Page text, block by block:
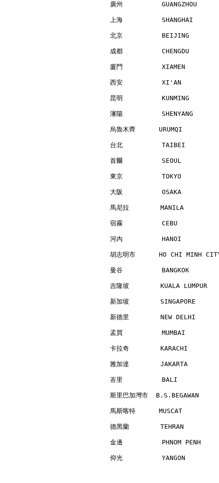
廣州          GUANGZHOU
上海          SHANGHAI
北京          BEIJING
成都          CHENGDU
廈門          XIAMEN
西安          XI'AN
昆明          KUNMING
瀋陽          SHENYANG
烏魯木齊      URUMQI
台北          TAIBEI
首爾          SEOUL
東京          TOKYO
大阪          OSAKA
馬尼拉        MANILA
宿霧          CEBU
河內          HANOI
胡志明市      HO CHI MINH
曼谷          BANGKOK
吉隆坡        KUALA LUMPUR
新加坡        SINGAPORE
新德里        NEW
孟買          MUMBAI
卡拉奇        KARACHI
雅加達        JAKARTA
峇里          BALI
斯里巴加灣市
馬斯喀特      MUSCAT
德黑蘭        TEHRAN
金邊          PHNOM PENH
仰光          YANGON